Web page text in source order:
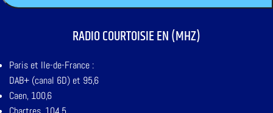
RADIO COURTOISIE EN (MHZ)
Paris et Ile-de-France :
DAB+ (canal 6D) et 95,6
Caen, 100,6